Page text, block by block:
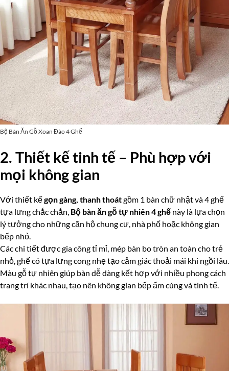
Bộ Bàn Ăn Gỗ Xoan Đào 4 Ghế
2. Thiết kế tinh tế – Phù hợp với
mọi không gian
Với thiết kếgọn gàng, thanh thoátgồm 1 bàn chữ nhật và 4 ghế
tựa lưng chắc chắn, Bộ bàn ăn gỗ tự nhiên 4 ghế này là lựa chọn
lý tưởng cho những căn hộ chung cư, nhà phố hoặc không gian
bếp nhỏ.
Các chi tiết được gia công tỉ mỉ, mép bàn bo tròn an toàn cho trẻ
nhỏ, ghế có tựa lưng cong nhẹ tạo cảm giác thoải mái khi ngồi lâu.
Màu gỗ tự nhiên giúp bàn dễ dàng kết hợp với nhiều phong cách
trang trí khác nhau, tạo nên không gian bếp ấm cúng và tinh tế.